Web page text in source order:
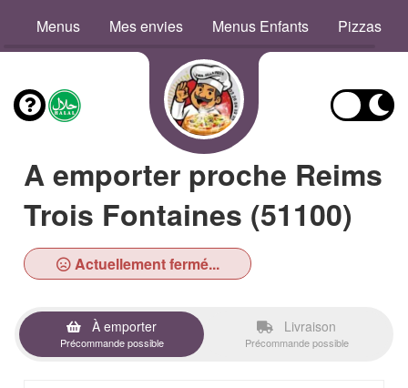
Menus Mes envies Menus Enfants Pizzas
A emporter proche Reims
Trois Fontaines (51100)
Actuellement fermé...
À emporter
Précommande possible
Livraison
Précommande possible